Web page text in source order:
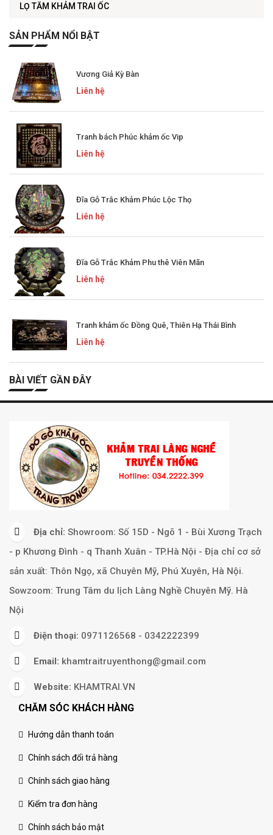
LỌ TĂM KHẢM TRAI ỐC
SẢN PHẨM NỔI BẬT
Vương Giả Kỳ Bàn
Liên hệ
Tranh bách Phúc khảm ốc Vip
Liên hệ
Đĩa Gỗ Trắc Khảm Phúc Lộc Thọ
Liên hệ
Đĩa Gỗ Trắc Khảm Phu thê Viên Mãn
Liên hệ
Tranh khảm ốc Đồng Quê, Thiên Hạ Thái Bình
Liên hệ
BÀI VIẾT GẦN ĐÂY
Địa chỉ: Showroom: Số 15D - Ngõ 1 - Bùi Xương Trạch
- p Khương Đình - q Thanh Xuân - TP.Hà Nội - Địa chỉ cơ sở
sản xuất: Thôn Ngọ, xã Chuyên Mỹ, Phú Xuyên, Hà Nội.
Sowzoom: Trung Tâm du lịch Làng Nghề Chuyên Mỹ. Hà
Nội
Điện thoại: 0971126568 - 0342222399
Email: khamtraitruyenthong@gmail.com
Website: KHAMTRAI.VN
CHĂM SÓC KHÁCH HÀNG
Hướng dẫn thanh toán
Chính sách đổi trả hàng
Chính sách giao hàng
Kiểm tra đơn hàng
Chính sách bảo mật